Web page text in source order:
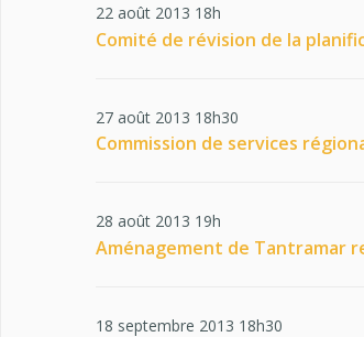
22 août 2013 18h
Comité de révision de la
27 août 2013 18h30
Commission de services
28 août 2013 19h
Aménagement de Tantramar
18 septembre 2013 18h30